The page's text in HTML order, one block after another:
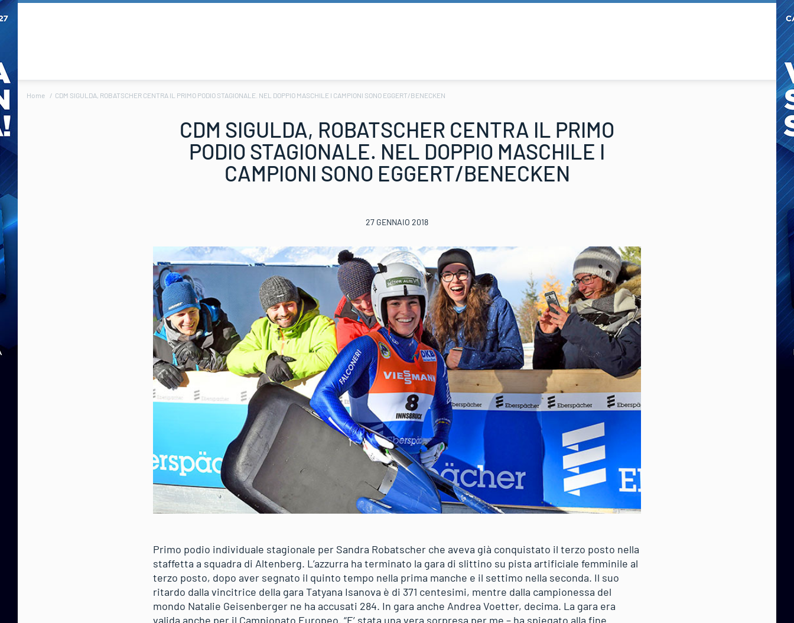
Home CDM SIGULDA, ROBATSCHER CENTRA IL PRIMO PODIO STAGIONALE. NEL DOPPIO MASCHILE I CAMPIONI SONO EGGERT/BENECKEN
CDM SIGULDA, ROBATSCHER CENTRA IL PRIMO
PODIO STAGIONALE. NEL DOPPIO MASCHILE I
CAMPIONI SONO EGGERT/BENECKEN
27 GENNAIO 2018
Primo podio individuale stagionale per Sandra Robatscher che aveva già conquistato il terzo posto nella
staffetta a squadra di Altenberg. L’azzurra ha terminato la gara di slittino su pista artificiale femminile al
terzo posto, dopo aver segnato il quinto tempo nella prima manche e il settimo nella seconda. Il suo
ritardo dalla vincitrice della gara Tatyana Isanova è di 371 centesimi, mentre dalla campionessa del
mondo Natalie Geisenberger ne ha accusati 284. In gara anche Andrea Voetter, decima. La gara era
valida anche per il Campionato Europeo. “E’ stata una vera sorpresa per me – ha spiegato alla fine